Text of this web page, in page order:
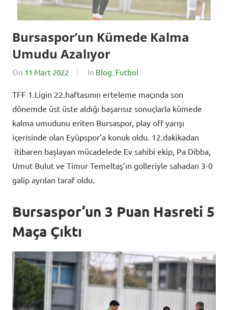
Bursaspor’un Kümede Kalma
Umudu Azalıyor
On 11 Mart 2022
By
In Blog, Futbol
TFF 1.Ligin 22.haftasının erteleme maçında son
dönemde üst üste aldığı başarısız sonuçlarla kümede
kalma umudunu eriten Bursaspor, play off yarışı
içerisinde olan Eyüpspor’a konuk oldu. 12.dakikadan
itibaren başlayan mücadelede Ev sahibi ekip, Pa Dibba,
Umut Bulut ve Timur Temeltaş’ın golleriyle sahadan 3-0
galip ayrılan taraf oldu.
Bursaspor’un 3 Puan Hasreti 5
Maça Çıktı